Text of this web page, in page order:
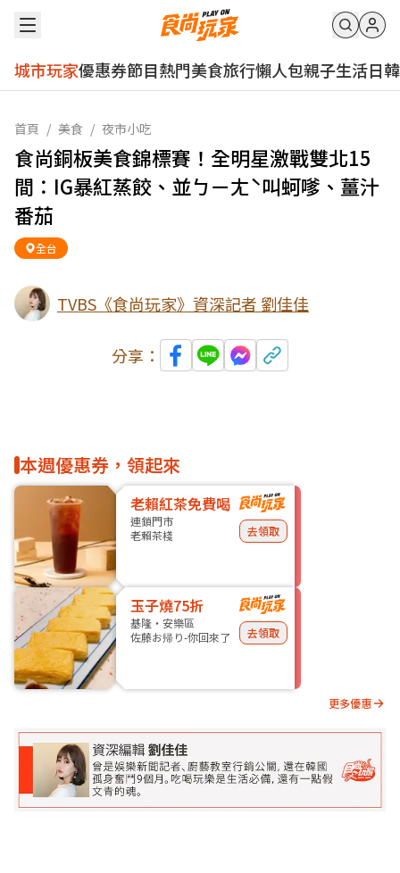
城市玩家優惠券節目熱門美食旅行懶人包親子生活日韓
首頁 / 美食 / 夜市小吃
食尚銅板美食錦標賽！全明星激戰雙北15
間：IG暴紅蒸餃、並ㄅㄧㄤˋ叫蚵嗲、薑汁
番茄
全台
TVBS《食尚玩家》資深記者 劉佳佳
分享：
本週優惠券，領起來
老賴紅茶免費喝
連鎖門市
老賴茶棧
去領取
玉子燒75折
基隆・安樂區
佐藤お帰り-你回來了
去領取
更多優惠